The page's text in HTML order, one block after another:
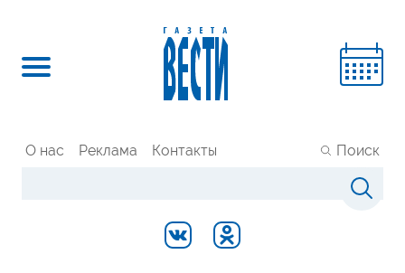
О нас Реклама Контакты Поиск